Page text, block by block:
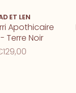
ET LEN
Apothicaire
Terre Noir